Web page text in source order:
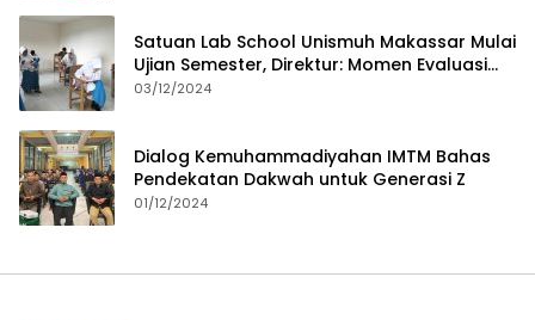
Satuan Lab School Unismuh Makassar Mulai
Ujian Semester, Direktur: Momen Evaluasi
Proses Pembelajaran
03/12/2024
Dialog Kemuhammadiyahan IMTM Bahas
Pendekatan Dakwah untuk Generasi Z
01/12/2024